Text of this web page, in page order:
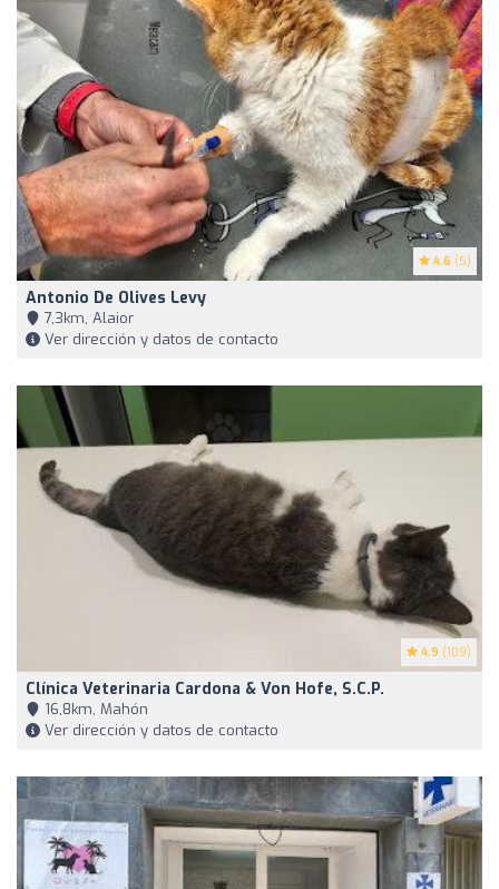
4.6 (5)
Antonio De Olives Levy
7,3km, Alaior
Ver dirección y datos de contacto
4.9 (109)
Clínica Veterinaria Cardona & Von Hofe, S.C.P.
16,8km, Mahón
Ver dirección y datos de contacto